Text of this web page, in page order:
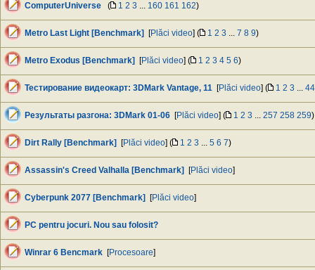
ComputerUniverse ( 1 2 3 ... 160 161 162)
Metro Last Light [Benchmark] [Plăci video] ( 1 2 3 ... 7 8 9)
Metro Exodus [Benchmark] [Plăci video] ( 1 2 3 4 5 6)
Тестирование видеокарт: 3DMark Vantage, 11 [Plăci video] ( 1 2 3 ... 44
Результаты разгона: 3DMark 01-06 [Plăci video] ( 1 2 3 ... 257 258 259)
Dirt Rally [Benchmark] [Plăci video] ( 1 2 3 ... 5 6 7)
Assassin's Creed Valhalla [Benchmark] [Plăci video]
Cyberpunk 2077 [Benchmark] [Plăci video]
PC pentru jocuri. Nou sau folosit?
Winrar 6 Bencmark [Procesoare]